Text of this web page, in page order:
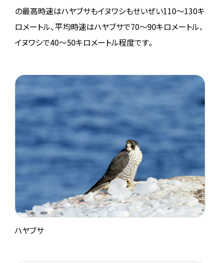
の最高時速はハヤブサもイヌワシもせいぜい110～130キ
ロメートル、平均時速はハヤブサで70～90キロメートル、
イヌワシで40～50キロメートル程度です。
ハヤブサ